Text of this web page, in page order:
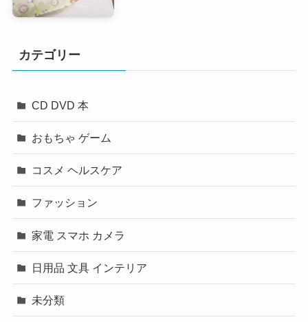
カテゴリー
CD DVD 本
おもちゃ ゲーム
コスメ ヘルスケア
ファッション
家電 スマホ カメラ
日用品 文具 インテリア
未分類